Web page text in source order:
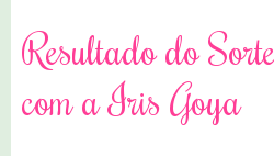
Resultado do
com a Iris Goya